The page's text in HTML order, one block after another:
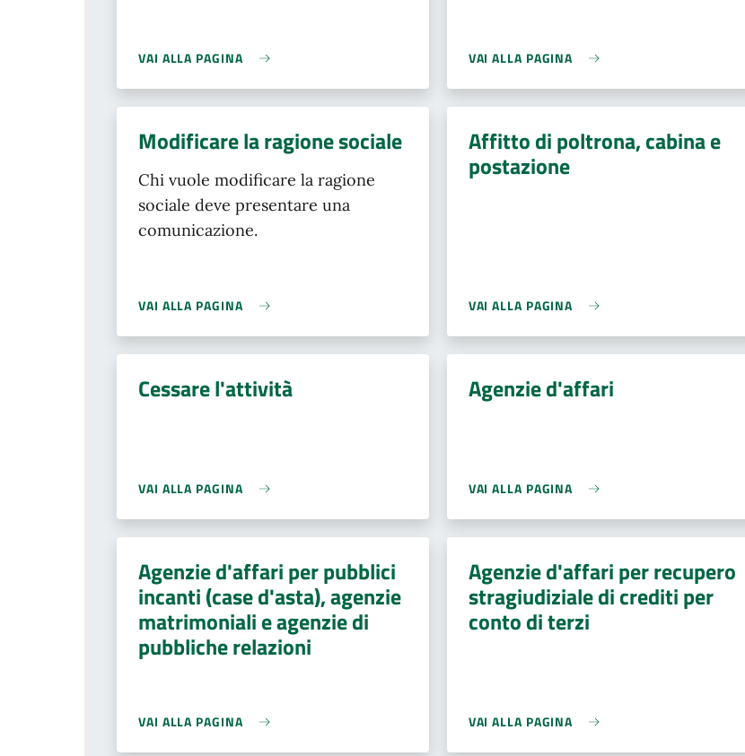
VAI ALLA PAGINA VAI ALLA PAGINA
Modificare la ragione sociale
Chi vuole modificare la ragione
sociale deve presentare una
comunicazione.
VAI ALLA PAGINA
Affitto di poltrona, cabina e
postazione
VAI ALLA PAGINA
Cessare l'attività
VAI ALLA PAGINA
Agenzie d'affari
VAI ALLA PAGINA
Agenzie d'affari per pubblici
incanti (case d'asta), agenzie
matrimoniali e agenzie di
pubbliche relazioni
VAI ALLA PAGINA
Agenzie d'affari per recupero
stragiudiziale di crediti per
conto di terzi
VAI ALLA PAGINA